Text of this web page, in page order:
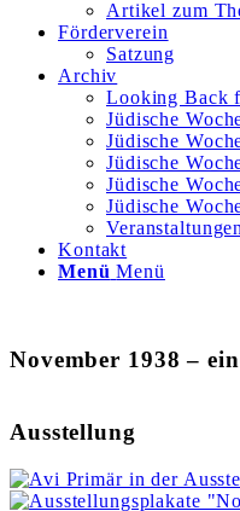
Artikel zum
Förderverein
Satzung
Archiv
Looking Back
Jüdische
Jüdische
Jüdische
Jüdische
Jüdische
Veranstaltungen
Kontakt
Menü Menü
November 1938 –
Ausstellung